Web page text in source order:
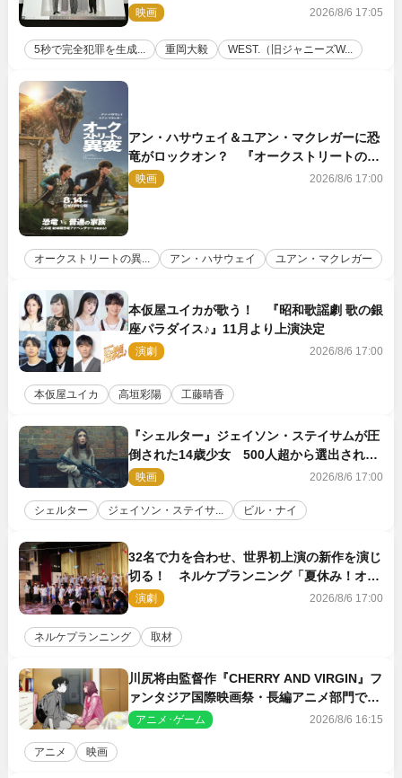
壇！ それぞれのAI活用術も発表
映画 2026/8/6 17:05
5秒で完全犯罪を生成... 重岡大毅 WEST.（旧ジャニーズW...
アン・ハサウェイ＆ユアン・マクレガーに恐
竜がロックオン？ 『オークストリートの異
変』新ビジュアル＆本編映像初解禁
映画 2026/8/6 17:00
オークストリートの異... アン・ハサウェイ ユアン・マクレガー
本仮屋ユイカが歌う！ 『昭和歌謡劇 歌の銀
座パラダイス♪』11月より上演決定
演劇 2026/8/6 17:00
本仮屋ユイカ 高垣彩陽 工藤晴香
『シェルター』ジェイソン・ステイサムが圧
倒された14歳少女 500人超から選出された
新鋭ボディ・レイ・ブレスナックとは
映画 2026/8/6 17:00
シェルター ジェイソン・ステイサ... ビル・ナイ
32名で力を合わせ、世界初上演の新作を演じ
切る！ ネルケプランニング「夏休み！オ
ン・ワークショップ2026」レポート【最終
日】
演劇 2026/8/6 17:00
ネルケプランニング 取材
川尻将由監督作『CHERRY AND VIRGIN』フ
ァンタジア国際映画祭・長編アニメ部門で観
客賞・金賞受賞！
アニメ･ゲーム 2026/8/6 16:15
アニメ 映画